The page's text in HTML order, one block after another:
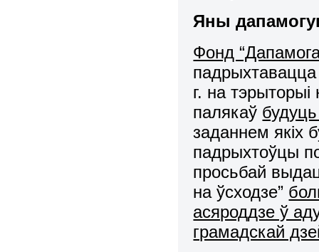
Яны
Фонд
падрыхтавацца
г. на
палякаў
заданнем якіх
падрыхтоўцы
просьбай
на ўсходзе”
асяроддзе ў
грамадскай